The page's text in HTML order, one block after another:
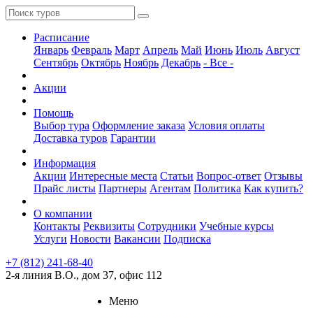
Расписание
Январь Февраль Март Апрель Май Июнь Июль Август
Сентябрь Октябрь Ноябрь Декабрь - Все -
Акции
Помощь
Выбор тура Оформление заказа Условия оплаты
Доставка туров Гарантии
Информация
Акции Интересные места Статьи Вопрос-ответ Отзывы
Прайс листы Партнеры Агентам Политика Как купить?
О компании
Контакты Реквизиты Сотрудники Учебные курсы
Услуги Новости Вакансии Подписка
+7 (812) 241-68-40
2-я линия В.О., дом 37, офис 112
Меню